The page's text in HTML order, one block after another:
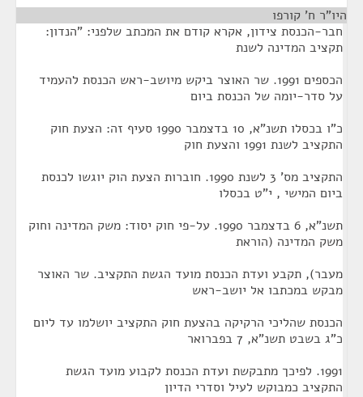
היו"ר ח' קורפו
חבר-הכנסת צידון, אקרא קודם את המכתב שלפני: "הנדון:
תקציב המדינה לשנת
הכספים 1991. שר האוצר ביקש מיושב-ראש הכנסת להעמיד
על סדר-יומה של הכנסת ביום
כ"ו בכסלו תשנ"א, 10 בדצמבר 1990 סעיף זה: הצעת חוק
התקציב לשנת 1991 והצעת חוק
התקציב מס' 3 לשנת 1990. חוברות הצעת הוק יוגשו לכנסת
ביום המישי , י"ט בכסלו
תשנ"א, 6 בדצמבר 1990. על-פי חוק יסוד: משק המדינה וחוק
משק המדינה (הוראת
מעבר), תקבע ועדת הכנסת מועד הגשת התקציב. שר האוצר
מבקש במכתבו אל יושב-ראש
הכנסת שהליכי הרקיקה בהצעת חוק התקציב יושלמו עד ליום
כ"ג בשבט תשנ"א, 7 בפברואר
1991. לפיכך מתבקשת ועדת הכנסת לקבוע מועד הגשת
התקציב כמבוקש לעיל וסדרי הדיון